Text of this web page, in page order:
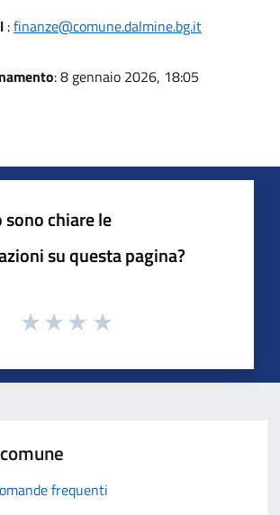
:finanze@comune.dalmine.bg.it
: 8 gennaio 2026, 18:05
sono chiare le
su questa pagina?
frequenti